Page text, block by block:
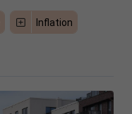
Inflation